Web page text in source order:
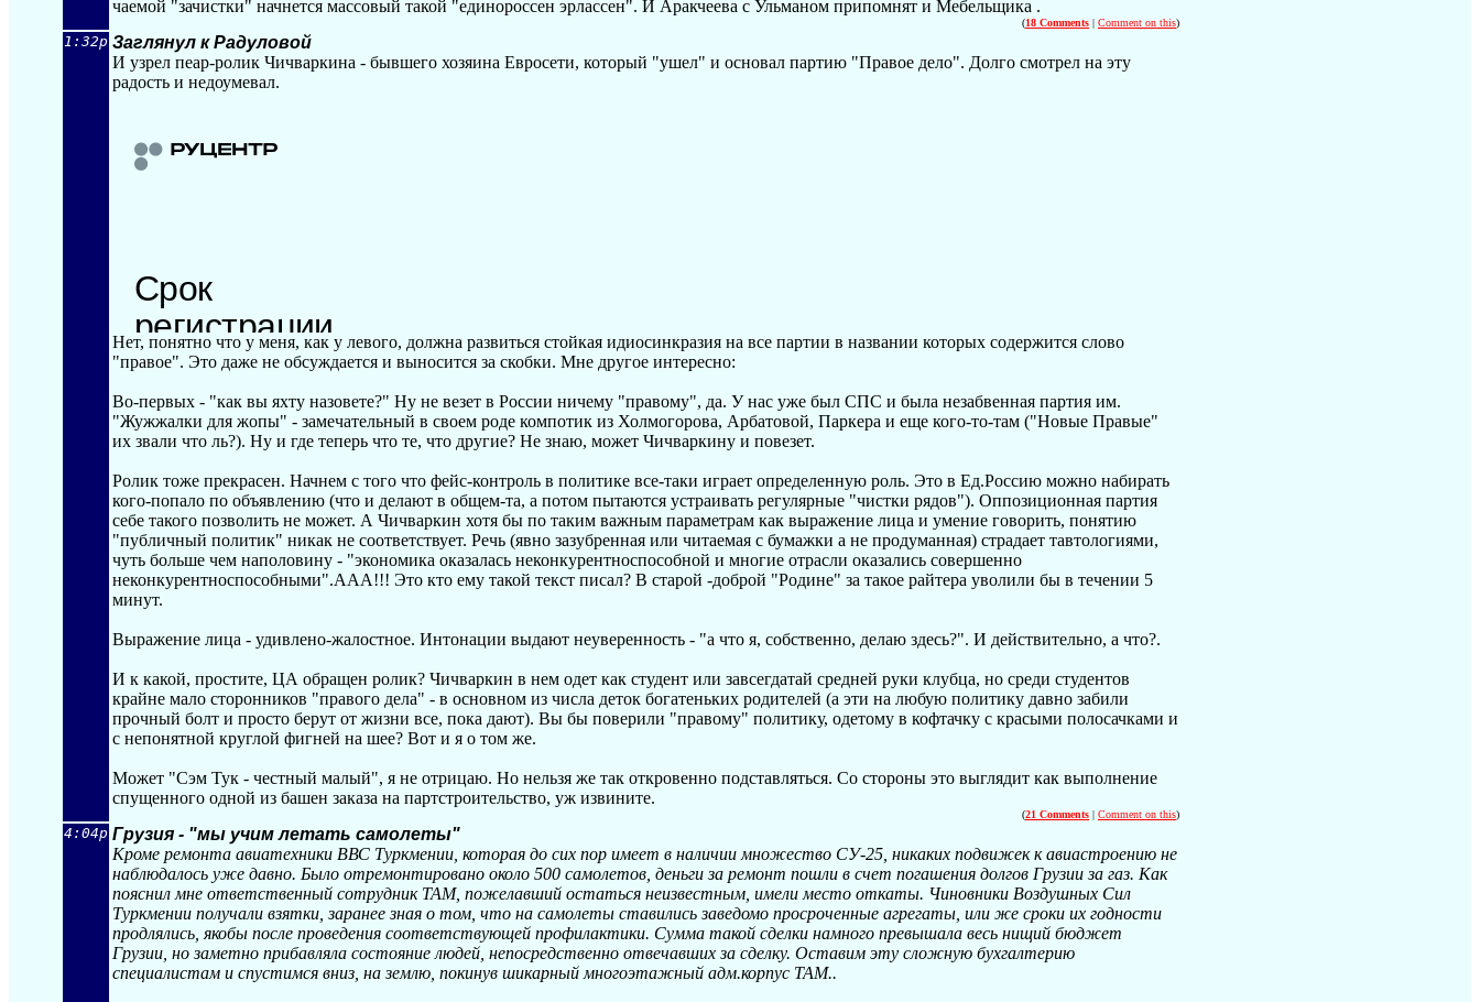
чаемой "зачистки" начнется массовый такой "единороссен эрлассен". И Аракчеева с Ульманом припомнят и Мебельщика .
(18 Comments | Comment on this)
1:32p Заглянул к Радуловой
И узрел пеар-ролик Чичваркина - бывшего хозяина Евросети, который "ушел" и основал партию "Правое дело". Долго смотрел на эту
радость и недоумевал.
Нет, понятно что у меня, как у левого, должна развиться стойкая идиосинкразия на все партии в названии которых содержится слово
"правое". Это даже не обсуждается и выносится за скобки. Мне другое интересно:
Во-первых - "как вы яхту назовете?" Ну не везет в России ничему "правому", да. У нас уже был СПС и была незабвенная партия им.
"Жужжалки для жопы" - замечательный в своем роде компотик из Холмогорова, Арбатовой, Паркера и еще кого-то-там ("Новые Правые"
их звали что ль?). Ну и где теперь что те, что другие? Не знаю, может Чичваркину и повезет.
Ролик тоже прекрасен. Начнем с того что фейс-контроль в политике все-таки играет определенную роль. Это в Ед.Россию можно набирать
кого-попало по объявлению (что и делают в общем-та, а потом пытаются устраивать регулярные "чистки рядов"). Оппозиционная партия
себе такого позволить не может. А Чичваркин хотя бы по таким важным параметрам как выражение лица и умение говорить, понятию
"публичный политик" никак не соответствует. Речь (явно зазубренная или читаемая с бумажки а не продуманная) страдает тавтологиями,
чуть больше чем наполовину - "экономика оказалась неконкурентноспособной и многие отрасли оказались совершенно
неконкурентноспособными".ААА!!! Это кто ему такой текст писал? В старой -доброй "Родине" за такое райтера уволили бы в течении 5
минут.
Выражение лица - удивлено-жалостное. Интонации выдают неуверенность - "а что я, собственно, делаю здесь?". И действительно, а что?.
И к какой, простите, ЦА обращен ролик? Чичваркин в нем одет как студент или завсегдатай средней руки клубца, но среди студентов
крайне мало сторонников "правого дела" - в основном из числа деток богатеньких родителей (а эти на любую политику давно забили
прочный болт и просто берут от жизни все, пока дают). Вы бы поверили "правому" политику, одетому в кофтачку с красыми полосачками и
с непонятной круглой фигней на шее? Вот и я о том же.
Может "Сэм Тук - честный малый", я не отрицаю. Но нельзя же так откровенно подставляться. Со стороны это выглядит как выполнение
спущенного одной из башен заказа на партстроительство, уж извините.
(21 Comments | Comment on this)
4:04p Грузия - "мы учим летать самолеты"
Кроме ремонта авиатехники ВВС Туркмении, которая до сих пор имеет в наличии множество СУ-25, никаких подвижек к авиастроению не
наблюдалось уже давно. Было отремонтировано около 500 самолетов, деньги за ремонт пошли в счет погашения долгов Грузии за газ. Как
пояснил мне ответственный сотрудник ТАМ, пожелавший остаться неизвестным, имели место откаты. Чиновники Воздушных Сил
Туркмении получали взятки, заранее зная о том, что на самолеты ставились заведомо просроченные агрегаты, или же сроки их годности
продлялись, якобы после проведения соответствующей профилактики. Сумма такой сделки намного превышала весь нищий бюджет
Грузии, но заметно прибавляла состояние людей, непосредственно отвечавших за сделку. Оставим эту сложную бухгалтерию
специалистам и спустимся вниз, на землю, покинув шикарный многоэтажный адм.корпус ТАМ..